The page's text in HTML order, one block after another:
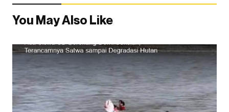
You May Also Like